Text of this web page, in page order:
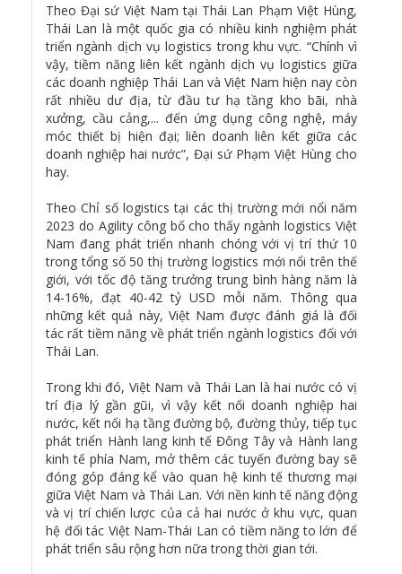
Theo Đại sứ Việt Nam tại Thái Lan Phạm Việt Hùng,
Thái Lan là một quốc gia có nhiều kinh nghiệm phát
triển ngành dịch vụ logistics trong khu vực. “Chính vì
vậy, tiềm năng liên kết ngành dịch vụ logistics giữa
các doanh nghiệp Thái Lan và Việt Nam hiện nay còn
rất nhiều dư địa, từ đầu tư hạ tầng kho bãi, nhà
xưởng, cầu cảng,... đến ứng dụng công nghệ, máy
móc thiết bị hiện đại; liên doanh liên kết giữa các
doanh nghiệp hai nước”, Đại sứ Phạm Việt Hùng cho
hay.
Theo Chỉ số logistics tại các thị trường mới nổi năm
2023 do Agility công bố cho thấy ngành logistics Việt
Nam đang phát triển nhanh chóng với vị trí thứ 10
trong tổng số 50 thị trường logistics mới nổi trên thế
giới, với tốc độ tăng trưởng trung bình hàng năm là
14-16%, đạt 40-42 tỷ USD mỗi năm. Thông qua
những kết quả này, Việt Nam được đánh giá là đối
tác rất tiềm năng về phát triển ngành logistics đối với
Thái Lan.
Trong khi đó, Việt Nam và Thái Lan là hai nước có vị
trí địa lý gần gũi, vì vậy kết nối doanh nghiệp hai
nước, kết nối hạ tầng đường bộ, đường thủy, tiếp tục
phát triển Hành lang kinh tế Đông Tây và Hành lang
kinh tế phía Nam, mở thêm các tuyến đường bay sẽ
đóng góp đáng kể vào quan hệ kinh tế thương mại
giữa Việt Nam và Thái Lan. Với nền kinh tế năng động
và vị trí chiến lược của cả hai nước ở khu vực, quan
hệ đối tác Việt Nam-Thái Lan có tiềm năng to lớn để
phát triển sâu rộng hơn nữa trong thời gian tới.